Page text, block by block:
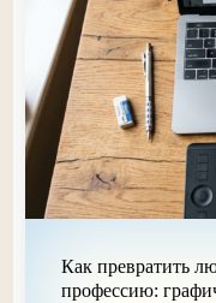
Как превратить
профессию: